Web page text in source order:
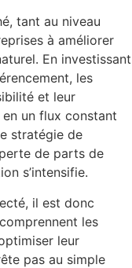
tant au niveau
à améliorer
En investissant
les
et leur
un flux constant
stratégie de
de parts de
s’intensifie.
il est donc
les
leur
pas au simple